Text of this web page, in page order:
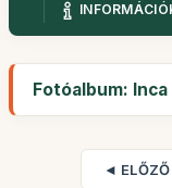
Fotóalbum: Inca
◄ ELŐZŐ